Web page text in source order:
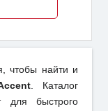
чтобы найти и
. Каталог
для быстрого